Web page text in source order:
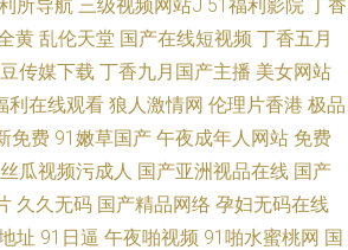
所导航 三级视频网站J 51福利影院 丁香
黄 乱伦天堂 国产在线短视频 丁香五月
传媒下载 丁香九月国产主播 美女网站
利在线观看 狼人激情网 伦理片香港 极品
免费 91嫩草国产 午夜成年人网站 免费
丝瓜视频污成人 国产亚洲视品在线 国产
久久无码 国产精品网络 孕妇无码在线
址 91日逼 午夜啪视频 91啪水蜜桃网 国